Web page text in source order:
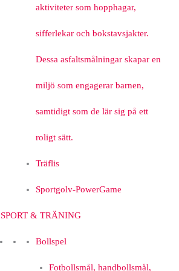
aktiviteter som hopphagar,
sifferlekar och bokstavsjakter.
Dessa asfaltsmålningar skapar en
miljö som engagerar barnen,
samtidigt som de lär sig på ett
roligt sätt.
Träflis
Sportgolv-PowerGame
SPORT & TRÄNING
Bollspel
Fotbollsmål, handbollsmål,